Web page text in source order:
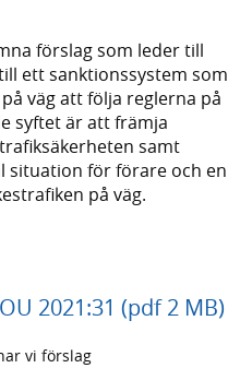
förslag som leder till
ett sanktionssystem som
väg att följa reglerna på
syftet är att främja
samt
situation för förare och en
på väg.
2021:31 (pdf 2 MB)
vi förslag